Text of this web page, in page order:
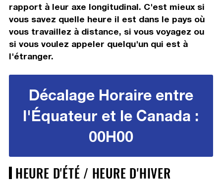
rapport à leur axe longitudinal. C'est mieux si
vous savez quelle heure il est dans le pays où
vous travaillez à distance, si vous voyagez ou
si vous voulez appeler quelqu'un qui est à
l'étranger.
Décalage Horaire entre
l'Équateur et le Canada :
00H00
HEURE D'ÉTÉ / HEURE D'HIVER